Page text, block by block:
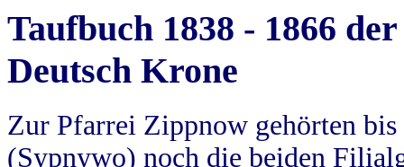
Taufbuch 1838 - 1866
Deutsch Krone
Zur Pfarrei Zippnow gehörten
(Sypnywo) noch die beiden